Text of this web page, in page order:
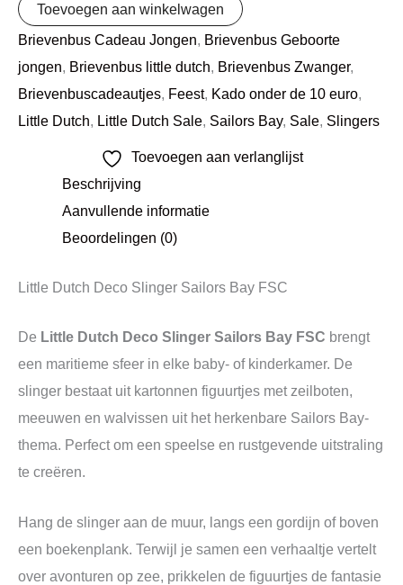
Toevoegen aan winkelwagen
Brievenbus Cadeau Jongen, Brievenbus Geboorte
jongen, Brievenbus little dutch, Brievenbus Zwanger,
Brievenbuscadeautjes, Feest, Kado onder de 10 euro,
Little Dutch, Little Dutch Sale, Sailors Bay, Sale, Slingers
Toevoegen aan verlanglijst
Beschrijving
Aanvullende informatie
Beoordelingen (0)
Little Dutch Deco Slinger Sailors Bay FSC
De Little Dutch Deco Slinger Sailors Bay FSC brengt
een maritieme sfeer in elke baby- of kinderkamer. De
slinger bestaat uit kartonnen figuurtjes met zeilboten,
meeuwen en walvissen uit het herkenbare Sailors Bay-
thema. Perfect om een speelse en rustgevende uitstraling
te creëren.
Hang de slinger aan de muur, langs een gordijn of boven
een boekenplank. Terwijl je samen een verhaaltje vertelt
over avonturen op zee, prikkelen de figuurtjes de fantasie